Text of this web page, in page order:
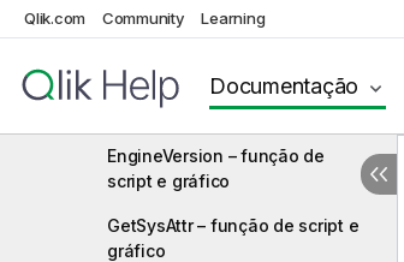
Qlik.com Community Learning
Documentação
Funções de string
Funções do sistema
Author()
EngineVersion – função de
script e gráfico
GetSysAttr – função de script e
gráfico